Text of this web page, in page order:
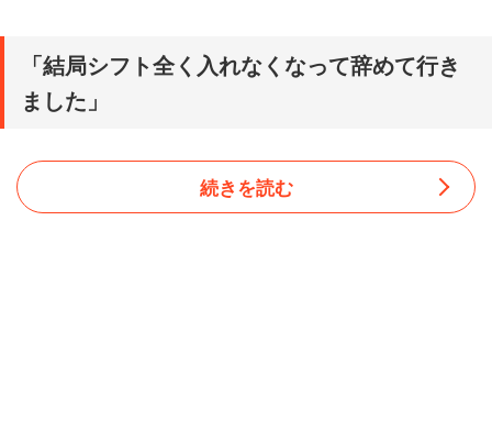
「結局シフト全く入れなくなって辞めて行き
ました」
続きを読む